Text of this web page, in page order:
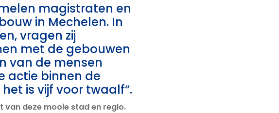
magistraten en
in Mechelen. In
vragen zij
met de gebouwen
van de mensen
actie binnen de
is vijf voor twaalf”.
deze mooie stad en regio.